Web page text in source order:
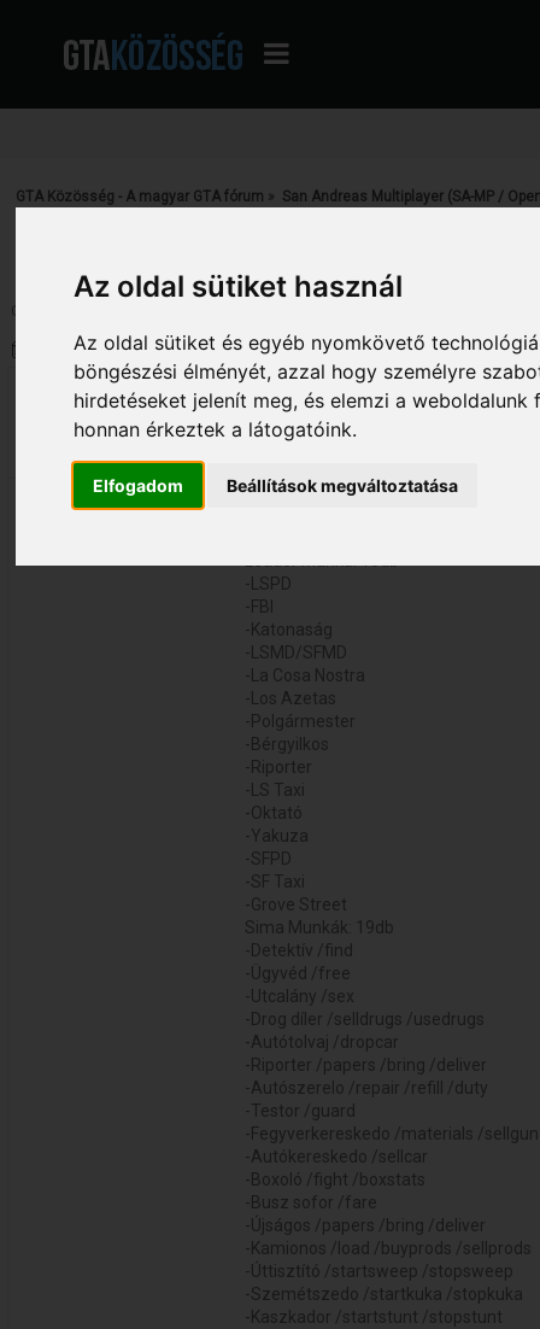
Az oldal sütiket használ
Az oldal sütiket és egyéb nyomkövető
böngészési élményét, azzal hogy személyre
hirdetéseket jelenít meg, és elemzi a
honnan érkeztek a látogatóink.
Elfogadom Beállítások megváltoztatása
GTA Közösség - A magyar GTA fórum » San Andreas Multiplayer (SA-MP /
Oldalak: [
Szerző Téma: [HUN]Cave City Roleplay
[LSL]BURAS
6
[HUN]Cave City Roleplay
«Dátum:2011. május 11. - 15:46:16 »
Sziasztok!
-LSPD
-FBI
-Katonaság
-LSMD/SFMD
-La Cosa Nostra
-Los Azetas
-Polgármester
-Bérgyilkos
-Riporter
-LS Taxi
-Oktató
-Yakuza
-SFPD
-SF Taxi
-Grove Street
Sima Munkák: 19db
-Detektív /find
-Ügyvéd /free
-Utcalány /sex
-Drog díler /selldrugs /usedrugs
-Autótolvaj /dropcar
-Riporter /papers /bring /deliver
-Autószerelo /repair /refill /duty
-Testor /guard
-Fegyverkereskedo /materials /sellgun
-Autókereskedo /sellcar
-Boxoló /fight /boxstats
-Busz sofor /fare
-Újságos /papers /bring /deliver
-Kamionos /load /buyprods /sellprods
-Úttisztító /startsweep /stopsweep
-Szemétszedo /startkuka /stopkuka
-Kaszkador /startstunt /stopstunt